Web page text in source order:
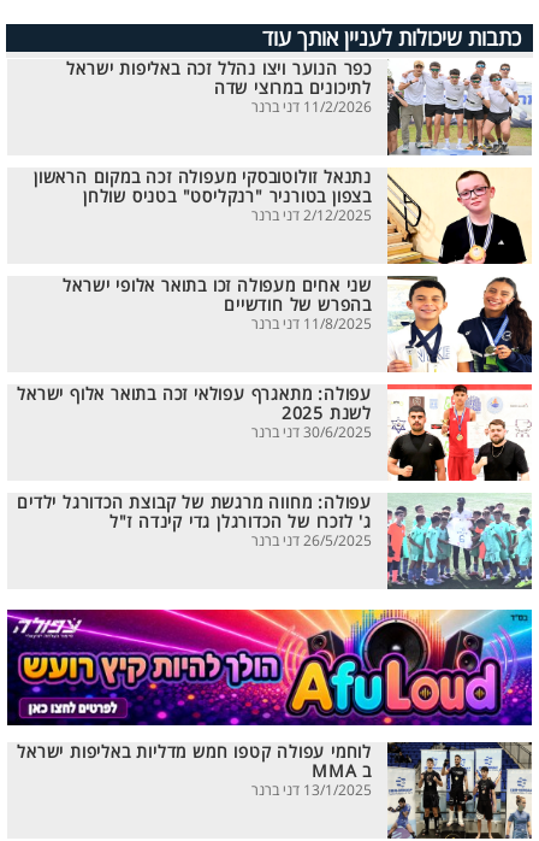
כתבות שיכולות לעניין אותך עוד
כפר הנוער ויצו נהלל זכה באליפות ישראל
לתיכונים במרוצי שדה
11/2/2026 דני ברנר
נתנאל זולוטובסקי מעפולה זכה במקום הראשון
בצפון בטורניר "רנקליסט" בטניס שולחן
2/12/2025 דני ברנר
שני אחים מעפולה זכו בתואר אלופי ישראל
בהפרש של חודשיים
11/8/2025 דני ברנר
עפולה: מתאגרף עפולאי זכה בתואר אלוף ישראל
לשנת 2025
30/6/2025 דני ברנר
עפולה: מחווה מרגשת של קבוצת הכדורגל ילדים
ג' לזכרו של הכדורגלן גדי קינדה ז"ל
26/5/2025 דני ברנר
לוחמי עפולה קטפו חמש מדליות באליפות ישראל
ב MMA
13/1/2025 דני ברנר